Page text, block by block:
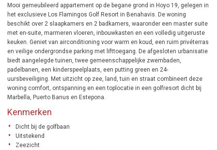
Mooi gemeubileerd appartement op de begane grond in Hoyo 19, gelegen in
het exclusieve Los Flamingos Golf Resort in Benahavis. De woning
beschikt over 2 slaapkamers en 2 badkamers, waaronder een master suite
met en-suite, marmeren vloeren, inbouwkasten en een volledig uitgeruste
keuken. Geniet van airconditioning voor warm en koud, een ruim privéterras
en veilige ondergrondse parking met lifttoegang. De afgesloten urbanisatie
biedt aangelegde tuinen, twee gemeenschappelijke zwembaden,
padelbanen, een kinderspeelplaats, een putting green en 24-
uursbeveiliging. Met uitzicht op zee, land, tuin en straat combineert deze
woning comfort, ontspanning en een toplocatie in een golfresort dicht bij
Marbella, Puerto Banus en Estepona.
Kenmerken
Dicht bij de golfbaan
Uitstekend
Zeezicht